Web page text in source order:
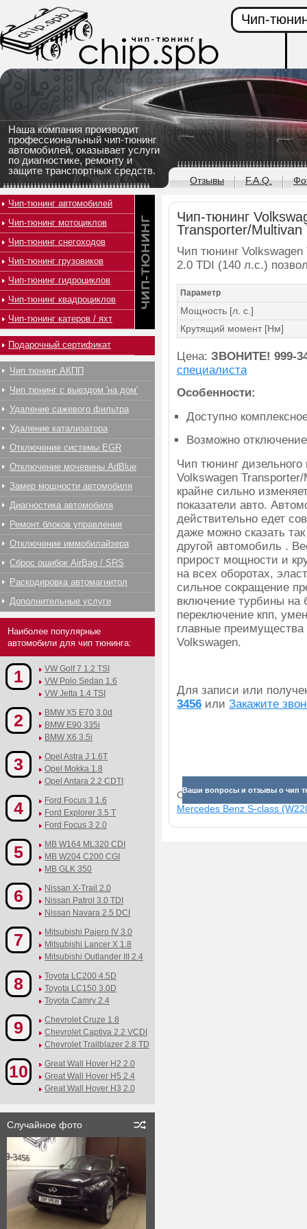
Наша компания производит
профессиональный чип-тюнинг
автомобилей, оказывает услуги
по диагностике, ремонту и
защите транспортных средств.
Чип-
Отзывы F.A.Q.
Чип-тюнинг
Transporter/
Чип тюнинг
2.0 TDI (140 л.с.)
Параметр
Мощность [л. с.]
Крутящий момент [Нм]
Цена: ЗВОНИТЕ! 999-
специалиста
Особенности:
Доступно
Возможно
Чип тюнинг дизельного
Volkswagen
крайне сильно
показатели авто.
действительно едет
даже можно сказать
другой автомобиль .
прирост мощности и
на всех оборотах,
сильное сокращение
включение турбины на
переключение кпп,
главные преимущества
Volkswagen.
Для записи или
3456 или Закажите
Ваши вопросы и отзывы о чип
Смотрите прибавки для
Mercedes Benz S-class
Чип-тюнинг автомобилей
Чип-тюнинг мотоциклов
Чип-тюнинг снегоходов
Чип-тюнинг грузовиков
Чип-тюнинг гидроциклов
Чип-тюнинг квадроциклов
Чип-тюнинг катеров / яхт
Подарочный сертификат
Чип тюнинг АКПП
Чип тюнинг с выездом 'на дом'
Удаление сажевого фильтра
Удаление катализатора
Отключение системы EGR
Отключение мочевины AdBlue
Замер мощности автомобиля
Диагностика автомобиля
Ремонт блоков управления
Отключение иммобилайзера
Сброс ошибок AirBag / SRS
Раскодировка автомагнитол
Дополнительные услуги
Наиболее популярные
автомобили для чип тюнинга:
1
VW Golf 7 1.2 TSI
VW Polo Sedan 1.6
VW Jetta 1.4 TSI
2
BMW X5 E70 3.0d
BMW E90 335i
BMW X6 3.5i
3
Opel Astra J 1.6T
Opel Mokka 1.8
Opel Antara 2.2 CDTI
4
Ford Focus 3 1.6
Ford Explorer 3.5 T
Ford Focus 3 2.0
5
MB W164 ML320 CDI
MB W204 C200 CGI
MB GLK 350
6
Nissan X-Trail 2.0
Nissan Patrol 3.0 TDI
Nissan Navara 2.5 DCI
7
Mitsubishi Pajero IV 3.0
Mitsubishi Lancer X 1.8
Mitsubishi Outlander III 2.4
8
Toyota LC200 4.5D
Toyota LC150 3.0D
Toyota Camry 2.4
9
Chevrolet Cruze 1.8
Chevrolet Captiva 2.2 VCDI
Chevrolet Trailblazer 2.8 TD
10
Great Wall Hover H2 2.0
Great Wall Hover H5 2.4
Great Wall Hover H3 2.0
Случайное фото